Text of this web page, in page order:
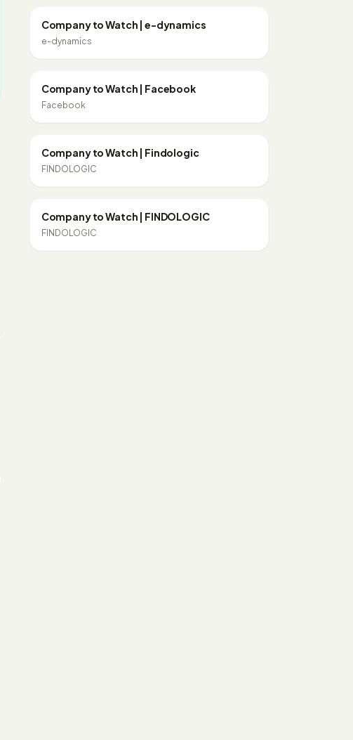
DATA ANALYTICS
Company to Watch | e-dynamics
e-dynamics
9:34
PARTNERSHIPS
Company to Watch | Facebook
Facebook
6:34
PERFORMANCE MARKETING
Company to Watch | Findologic
FINDOLOGIC
9:27
PERFORMANCE MARKETING
Company to Watch | FINDOLOGIC
FINDOLOGIC